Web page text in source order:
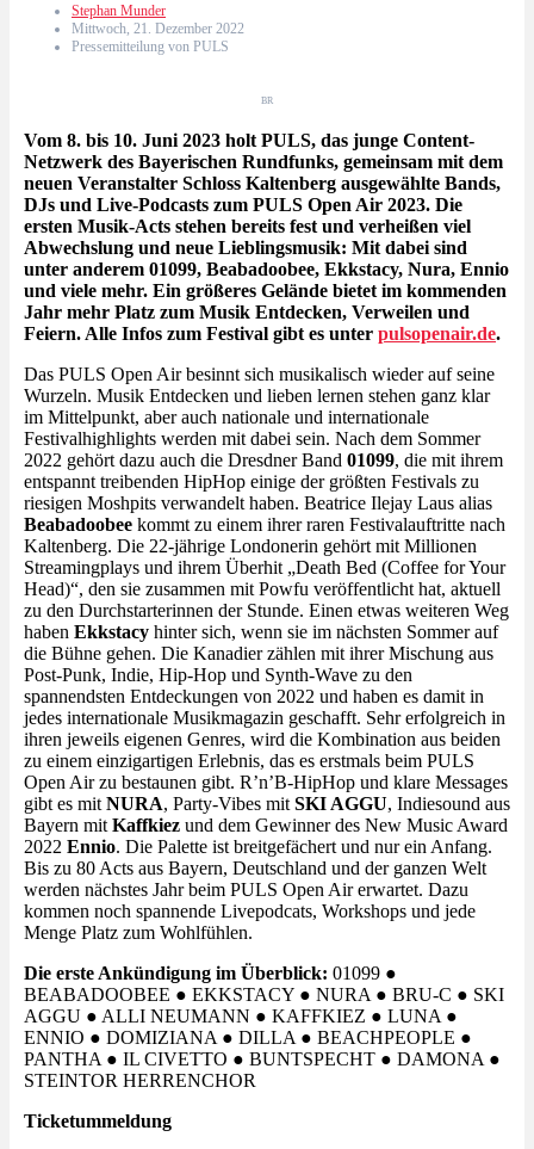
Stephan Munder
Mittwoch, 21. Dezember 2022
Pressemitteilung von PULS
BR
Vom 8. bis 10. Juni 2023 holt PULS, das junge Content-
Netzwerk des Bayerischen Rundfunks, gemeinsam mit dem
neuen Veranstalter Schloss Kaltenberg ausgewählte Bands,
DJs und Live-Podcasts zum PULS Open Air 2023. Die
ersten Musik-Acts stehen bereits fest und verheißen viel
Abwechslung und neue Lieblingsmusik: Mit dabei sind
unter anderem 01099, Beabadoobee, Ekkstacy, Nura, Ennio
und viele mehr. Ein größeres Gelände bietet im kommenden
Jahr mehr Platz zum Musik Entdecken, Verweilen und
Feiern. Alle Infos zum Festival gibt es unter pulsopenair.de.
Das PULS Open Air besinnt sich musikalisch wieder auf seine
Wurzeln. Musik Entdecken und lieben lernen stehen ganz klar
im Mittelpunkt, aber auch nationale und internationale
Festivalhighlights werden mit dabei sein. Nach dem Sommer
2022 gehört dazu auch die Dresdner Band 01099, die mit ihrem
entspannt treibenden HipHop einige der größten Festivals zu
riesigen Moshpits verwandelt haben. Beatrice Ilejay Laus alias
Beabadoobee kommt zu einem ihrer raren Festivalauftritte nach
Kaltenberg. Die 22-jährige Londonerin gehört mit Millionen
Streamingplays und ihrem Überhit „Death Bed (Coffee for Your
Head)“, den sie zusammen mit Powfu veröffentlicht hat, aktuell
zu den Durchstarterinnen der Stunde. Einen etwas weiteren Weg
haben Ekkstacy hinter sich, wenn sie im nächsten Sommer auf
die Bühne gehen. Die Kanadier zählen mit ihrer Mischung aus
Post-Punk, Indie, Hip-Hop und Synth-Wave zu den
spannendsten Entdeckungen von 2022 und haben es damit in
jedes internationale Musikmagazin geschafft. Sehr erfolgreich in
ihren jeweils eigenen Genres, wird die Kombination aus beiden
zu einem einzigartigen Erlebnis, das es erstmals beim PULS
Open Air zu bestaunen gibt. R’n’B-HipHop und klare Messages
gibt es mit NURA, Party-Vibes mit SKI AGGU, Indiesound aus
Bayern mit Kaffkiez und dem Gewinner des New Music Award
2022 Ennio. Die Palette ist breitgefächert und nur ein Anfang.
Bis zu 80 Acts aus Bayern, Deutschland und der ganzen Welt
werden nächstes Jahr beim PULS Open Air erwartet. Dazu
kommen noch spannende Livepodcats, Workshops und jede
Menge Platz zum Wohlfühlen.
Die erste Ankündigung im Überblick: 01099 ●
BEABADOOBEE ● EKKSTACY ● NURA ● BRU-C ● SKI
AGGU ● ALLI NEUMANN ● KAFFKIEZ ● LUNA ●
ENNIO ● DOMIZIANA ● DILLA ● BEACHPEOPLE ●
PANTHA ● IL CIVETTO ● BUNTSPECHT ● DAMONA ●
STEINTOR HERRENCHOR
Ticketummeldung